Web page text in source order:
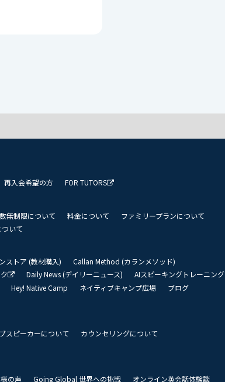
再入会希望の方 FOR TUTORS
無制限について 料金について
ファミリープランについて
いて
ストア (教材購入)
Callan Method (カランメソッド)
Daily News (デイリーニュース)
AIスピーキングトレーニング
Hey! Native Camp ネイティブキャンプ広場
ブログ
スピーカーについて
カウンセリングについて
の声 Going Global 世界への挑戦 オンライン英会話体験談